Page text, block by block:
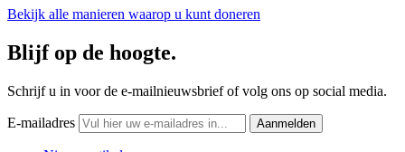
Bekijk alle manieren waarop u kunt doneren
Blijf op de hoogte.
Schrijf u in voor de e-mailnieuwsbrief of volg ons op social media.
E-mailadres Aanmelden